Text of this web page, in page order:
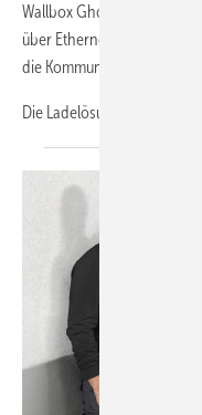
Wallbox Ghostone. Sie
über Ethernet, LTE, Wifi und
die Kommunikation mit
Die Ladelösung kann auch